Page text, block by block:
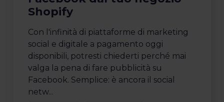
Shopify
Con l'infinità di piattaforme di marketing
social e digitale a pagamento oggi
disponibili, potresti chiederti perché mai
valga la pena di fare pubblicità su
Facebook. Semplice: è ancora il social
netw...